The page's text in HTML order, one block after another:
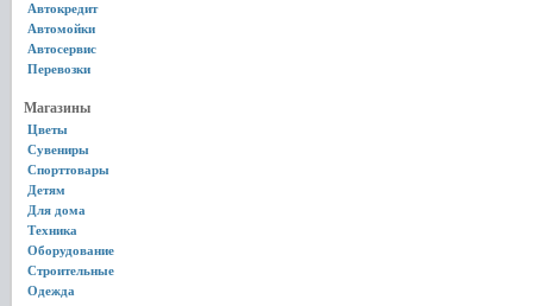
Автокредит
Автомойки
Автосервис
Перевозки
Магазины
Цветы
Сувениры
Спорттовары
Детям
Для дома
Техника
Оборудование
Строительные
Одежда